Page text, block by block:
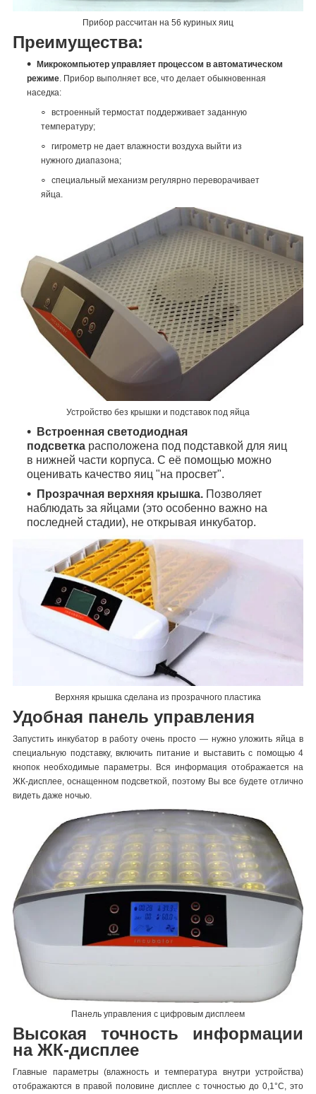
Прибор рассчитан на 56 куриных яиц
Преимущества:
Микрокомпьютер управляет процессом в автоматическом
режиме . Прибор выполняет все, что делает обыкновенная
наседка:
встроенный термостат поддерживает заданную
температуру;
гигрометр не дает влажности воздуха выйти из
нужного диапазона;
специальный механизм регулярно переворачивает
яйца.
Устройство без крышки и подставок под яйца
Встроенная светодиодная
подсветка расположена под подставкой для яиц
в нижней части корпуса. С её помощью можно
оценивать качество яиц "на просвет".
Прозрачная верхняя крышка. Позволяет
наблюдать за яйцами (это особенно важно на
последней стадии), не открывая инкубатор.
Верхняя крышка сделана из прозрачного пластика
Удобная панель управления
Запустить инкубатор в работу очень просто — нужно уложить яйца в
специальную подставку, включить питание и выставить с помощью 4
кнопок необходимые параметры. Вся информация отображается на
ЖК-дисплее, оснащенном подсветкой, поэтому Вы все будете отлично
видеть даже ночью.
Панель управления с цифровым дисплеем
Высокая точность информации
на ЖК-дисплее
Главные параметры (влажность и температура внутри устройства)
отображаются в правой половине дисплее с точностью до 0,1°C, это